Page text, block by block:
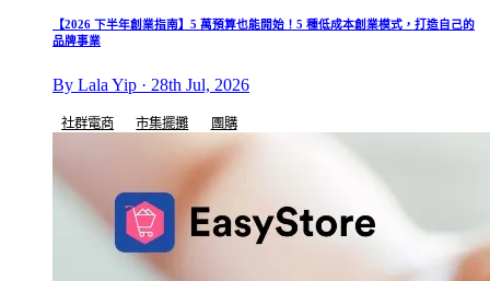
【2026 下半年創業指南】5 萬預算也能開始！5 種低成本創業模式，打造自己的
品牌事業
By Lala Yip · 28th Jul, 2026
社群電商 市集擺攤 團購